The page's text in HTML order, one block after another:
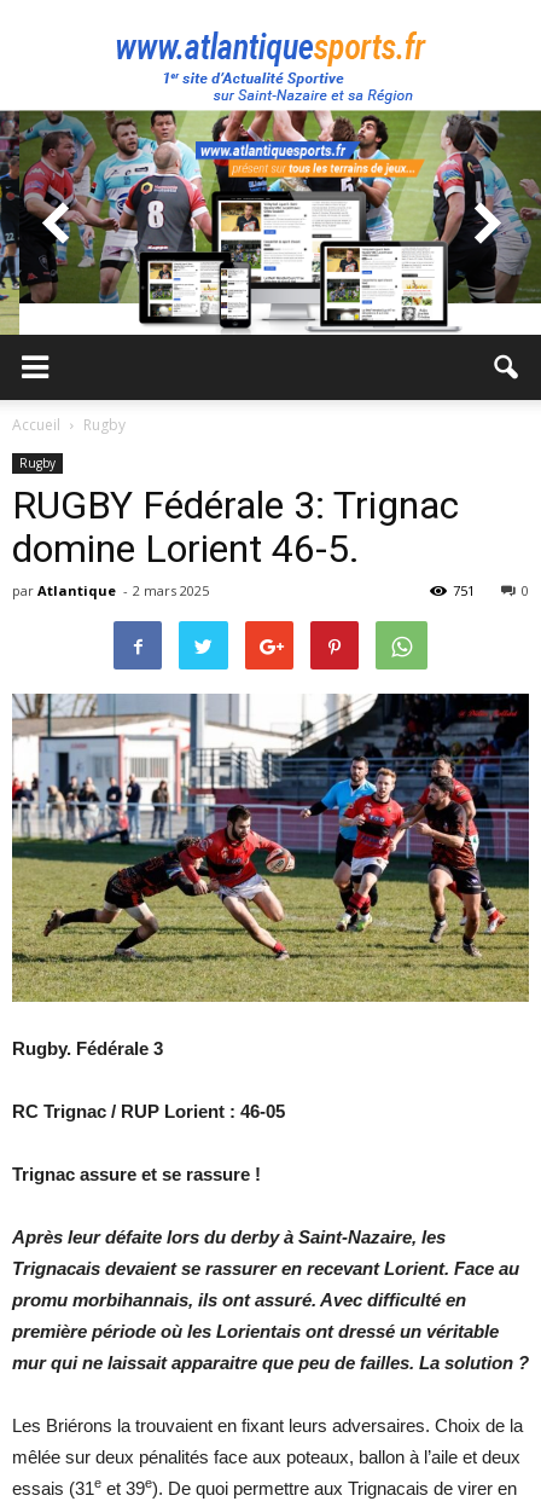
Atlantique
Sport
Accueil Rugby
Rugby
RUGBY Fédérale 3: Trignac
domine Lorient 46-5.
par Atlantique - 2 mars 2025 0
751
Rugby. Fédérale 3
RC Trignac / RUP Lorient : 46-05
Trignac assure et se rassure !
Après leur défaite lors du derby à Saint-Nazaire, les
Trignacais devaient se rassurer en recevant Lorient. Face au
promu morbihannais, ils ont assuré. Avec difficulté en
première période où les Lorientais ont dressé un véritable
mur qui ne laissait apparaitre que peu de failles. La solution ?
Les Briérons la trouvaient en fixant leurs adversaires. Choix de la
mêlée sur deux pénalités face aux poteaux, ballon à l’aile et deux
essais (31e et 39e). De quoi permettre aux Trignacais de virer en